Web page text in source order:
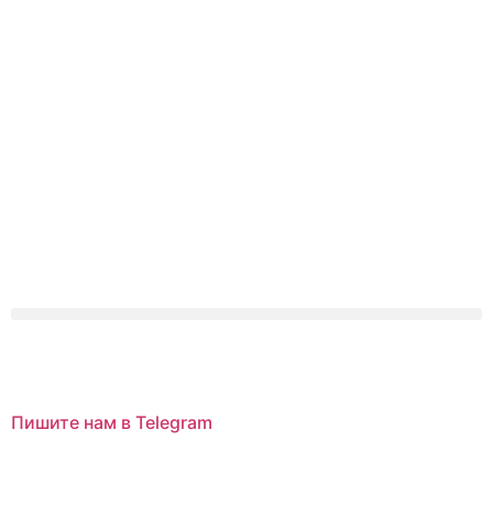
Пишите нам в Telegram